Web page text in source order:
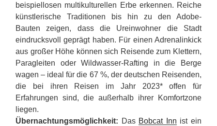
beispiellosen multikulturellen Erbe erkennen. Reiche
künstlerische Traditionen bis hin zu den Adobe-
Bauten zeigen, dass die Ureinwohner die Stadt
eindrucksvoll geprägt haben. Für einen Adrenalinkick
aus großer Höhe können sich Reisende zum Klettern,
Paragleiten oder Wildwasser-Rafting in die Berge
wagen – ideal für die 67 %, der deutschen Reisenden,
die bei ihren Reisen im Jahr 2023* offen für
Erfahrungen sind, die außerhalb ihrer Komfortzone
liegen.
Übernachtungsmöglichkeit: Das Bobcat Inn ist ein